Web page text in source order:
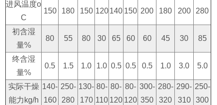
进风温度o
C
150 180 150 120140 150 200 180 200 280
初含湿
量%
80 55 80 30 65 60 60 45 30 85
终含湿
量%
0.5 1.5 1.0 1.0 0.5 0.5 0.5 1.0 3.0 5.0
实际干燥
能力kg/h
140-
160
250-
280
130-
170
80-
110
80-
120
80-
120
300-
350
280-
320
290-
310
250-
300